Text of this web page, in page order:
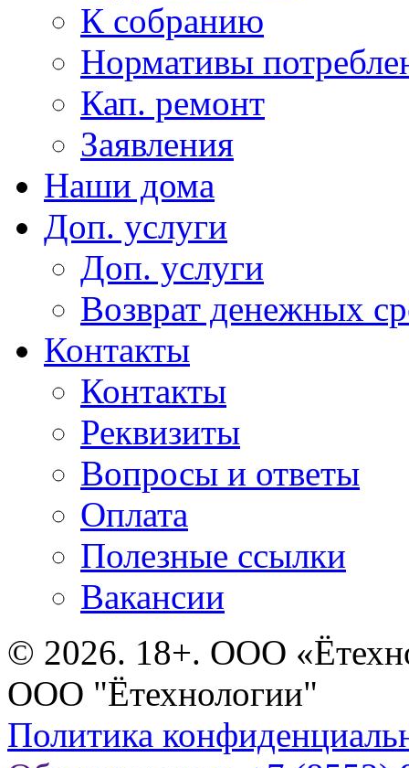
К собранию
Нормативы
Кап. ремонт
Заявления
Наши дома
Доп. услуги
Доп. услуги
Возврат денежных
Контакты
Контакты
Реквизиты
Вопросы и ответы
Оплата
Полезные ссылки
Вакансии
© 2026. 18+. ООО
ООО "Ётехнологии"
Политика